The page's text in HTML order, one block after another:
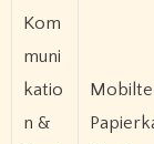
Kom
muni
katio
n &